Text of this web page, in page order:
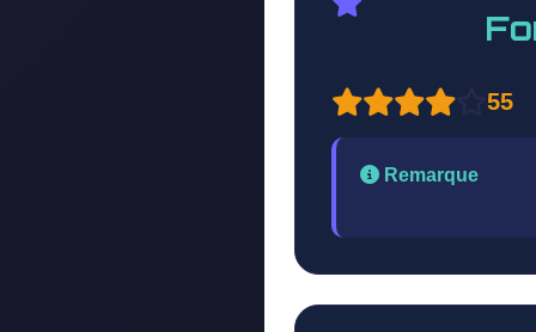
55
Remarque